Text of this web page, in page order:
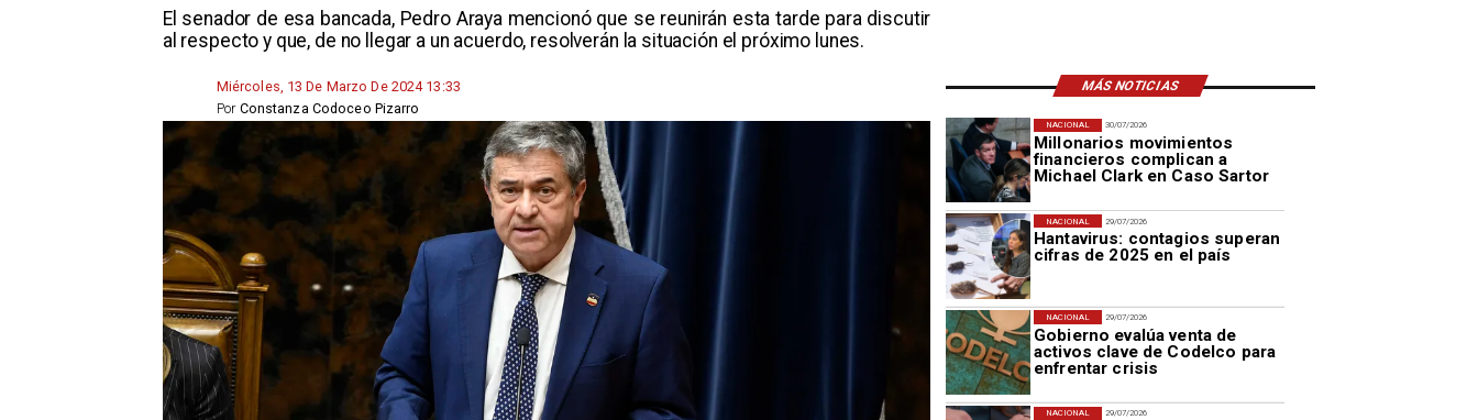
​El senador de esa bancada, Pedro Araya mencionó que se reunirán esta tarde para discutir
al respecto y que, de no llegar a un acuerdo, resolverán la situación el próximo lunes.
MÁS NOTICIAS
Miércoles, 13 De Marzo De 2024 13:33
Constanza Codoceo Pizarro
Por
30/07/2026
Millonarios movimientos
financieros complican a
Michael Clark en Caso Sartor
NACIONAL
29/07/2026
Hantavirus: contagios superan
cifras de 2025 en el país
NACIONAL
29/07/2026
Gobierno evalúa venta de
activos clave de Codelco para
enfrentar crisis
NACIONAL
29/07/2026
NACIONAL